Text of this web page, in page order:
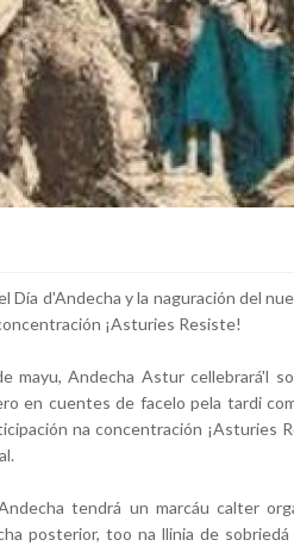
Día d'Andecha y la naguración del
¡Asturies Resiste!
mayu, Andecha Astur cellebrará'l
en cuentes de facelo pela tardi
na concentración ¡Asturies
tendrá un marcáu calter
posterior, too na llinia de